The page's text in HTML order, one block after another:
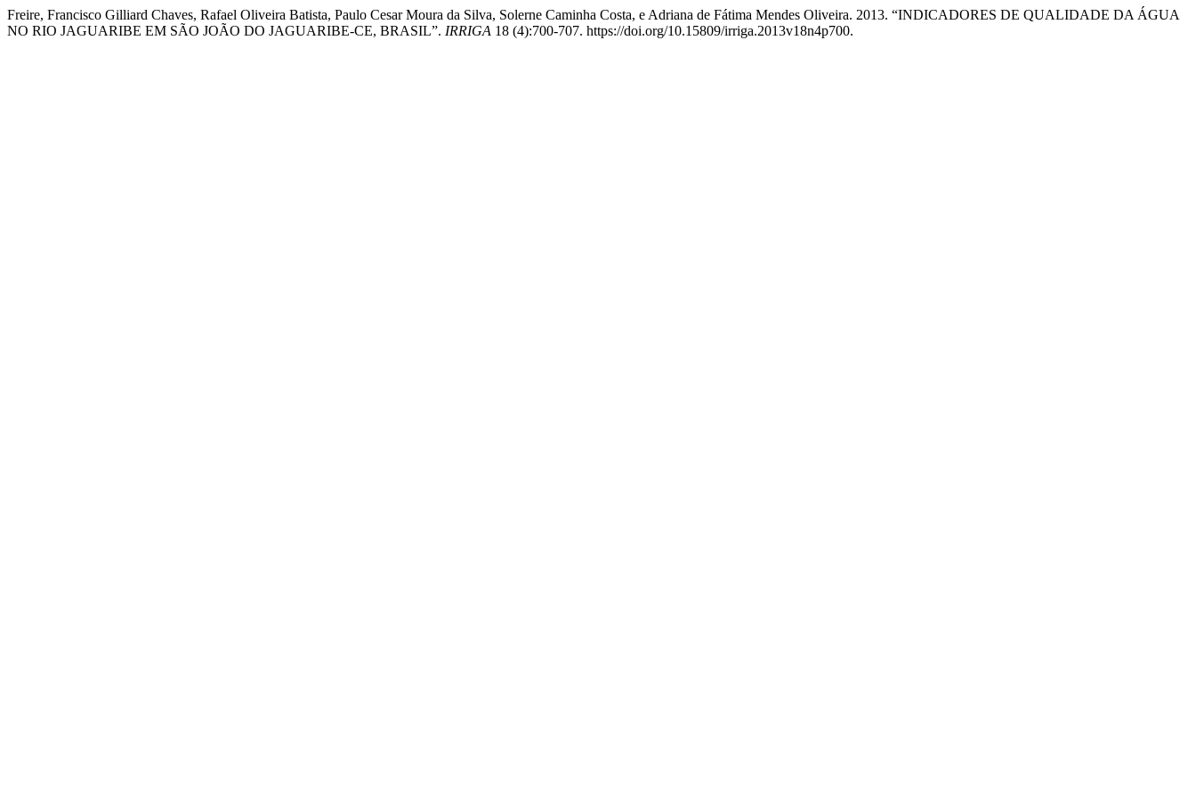
Freire, Francisco Gilliard Chaves, Rafael Oliveira Batista, Paulo Cesar Moura da Silva, Solerne Caminha Costa, e Adriana de Fátima Mendes Oliveira. 2013. “INDICADORES DE QUALIDADE DA ÁGUA
NO RIO JAGUARIBE EM SÃO JOÃO DO JAGUARIBE-CE, BRASIL”. IRRIGA 18 (4):700-707. https://doi.org/10.15809/irriga.2013v18n4p700.